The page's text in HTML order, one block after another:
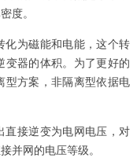
度。
为磁能和电能，这个转
变器的体积。为了更好的
型方案，非隔离型依据电
接逆变为电网电压，对
并网的电压等级。